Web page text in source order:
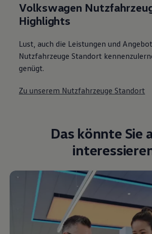
Volkswagen
Highlights
Lust, auch die Leistungen und
Nutzfahrzeuge Standort
genügt.
Zu unserem Nutzfahrzeuge Standort
Das könnte Sie